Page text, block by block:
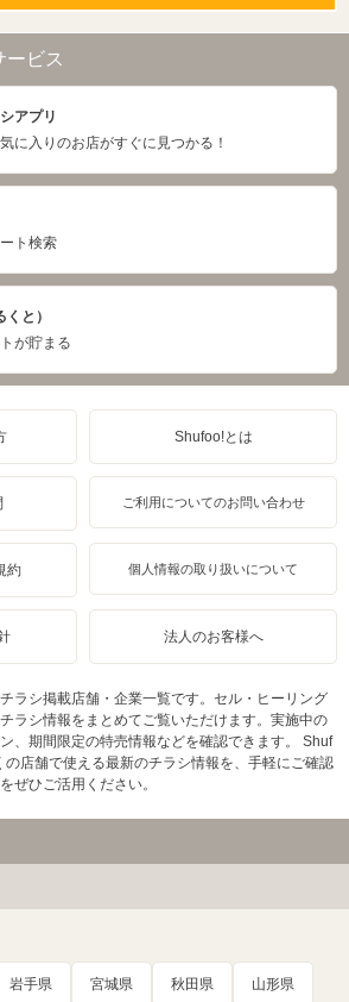
ービス
アプリ
に入りのお店がすぐに見つかる！
ト検索
と）
が貯まる
Shufoo!とは
ご利用についてのお問い合わせ
約 個人情報の取り扱いについて
法人のお客様へ
ラシ掲載店舗・企業一覧です。セル・ヒーリング
ラシ情報をまとめてご覧いただけます。実施中の
、期間限定の特売情報などを確認できます。 Shuf
店舗で使える最新のチラシ情報を、手軽にご確認
ぜひご活用ください。
岩手県 宮城県 秋田県 山形県